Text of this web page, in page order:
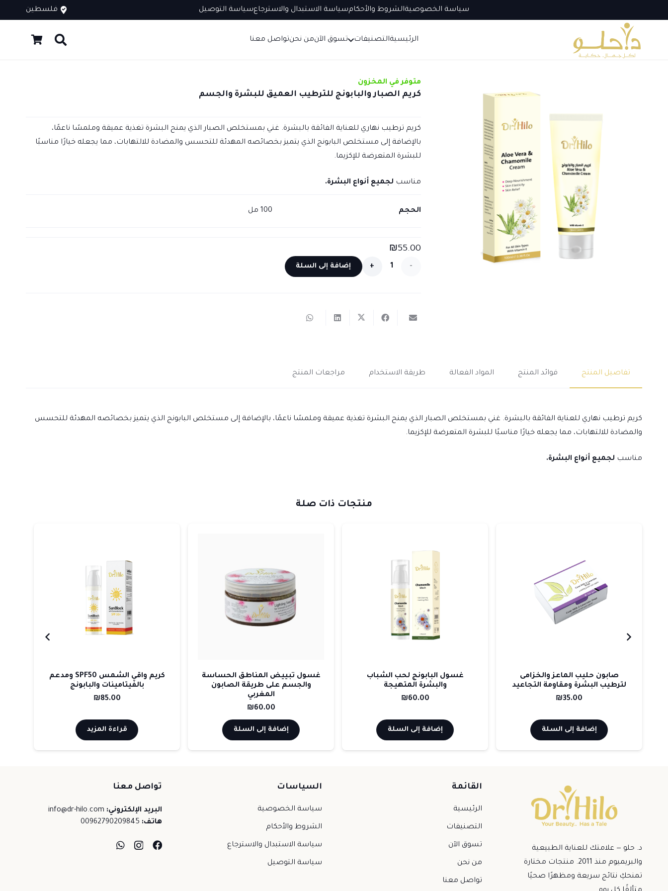
سياسة الخصوصيةالشروط والأحكامسياسة الاستبدال والاسترجاعسياسة التوصيل فلسطين
الرئيسيةالتصنيفات تسوق الآنمن نحنتواصل معنا
متوفر في المخزون
كريم الصبار والبابونج للترطيب العميق للبشرة والجسم
كريم ترطيب نهاري للعناية الفائقة بالبشرة. غني بمستخلص الصبار الذي يمنح البشرة تغذية عميقة وملمسًا ناعمًا،
بالإضافة إلى مستخلص البابونج الذي يتميز بخصائصه المهدئة للتحسس والمضادة للالتهابات، مما يجعله خيارًا مناسبًا
للبشرة المتعرضة للإكزيما.
مناسب لجميع أنواع البشرة.
الحجم 100 مل
₪55.00
كمية إضافة إلى السلة
تفاصيل المنتج فوائد المنتج المواد الفعالة طريقة الاستخدام مراجعات المنتج
كريم ترطيب نهاري للعناية الفائقة بالبشرة. غني بمستخلص الصبار الذي يمنح البشرة تغذية عميقة وملمسًا ناعمًا، بالإضافة إلى مستخلص البابونج الذي يتميز بخصائصه المهدئة للتحسس
والمضادة للالتهابات، مما يجعله خيارًا مناسبًا للبشرة المتعرضة للإكزيما.
مناسب لجميع أنواع البشرة.
منتجات ذات صلة
صابون حليب الماعز والخزامى
لترطيب البشرة ومقاومة التجاعيد
₪35.00
إضافة إلى السلة
غسول البابونج لحب الشباب
والبشرة المتهيجة
₪60.00
إضافة إلى السلة
غسول تبييض المناطق الحساسة
والجسم على طريقة الصابون
المغربي
₪60.00
إضافة إلى السلة
كريم واقي الشمس SPF50 ومدعم
بالفيتامينات والبابونج
₪85.00
قراءة المزيد
د. حلو — علامتك للعناية الطبيعية
والبريميوم منذ 2011. منتجات مختارة
تمنحكِ نتائج سريعة ومظهرًا صحيًا
القائمة
الرئيسية
التصنيفات
تسوق الآن
من نحن
تواصل معنا
السياسات
سياسة الخصوصية
الشروط والأحكام
سياسة الاستبدال والاسترجاع
سياسة التوصيل
تواصل معنا
البريد الإلكتروني: info@dr-hilo.com
هاتف: 00962790209845